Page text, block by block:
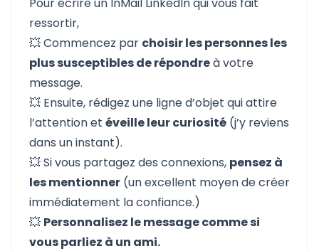
ressortir,
💥 Commencez par choisir les personnes les
plus susceptibles de répondreà votre
message.
💥 Ensuite, rédigez une ligne d’objet qui attire
l’attentionet éveille leur curiosité (j’y reviens
dans un instant).
💥 Si vous partagez des connexions, pensez à
les mentionner (un excellent moyen de créer
immédiatement la confiance.)
💥 Personnalisez le message comme si
vous parliez à un ami.